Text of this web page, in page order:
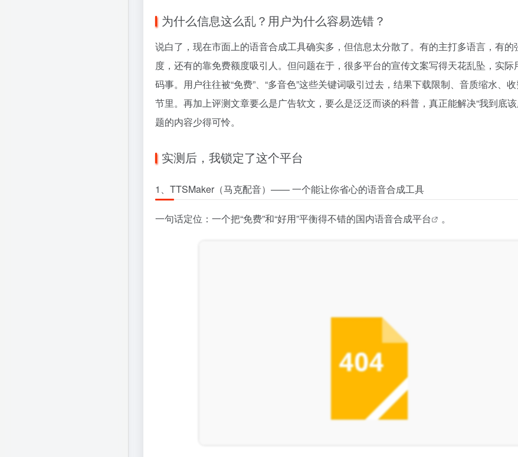
为什么信息这么乱？用户为什么容易选错？
说白了，现在市面上的语音合成工具确实多，但信息太分散了。有的主打多语言，有的
度，还有的靠免费额度吸引人。但问题在于，很多平台的宣传文案写得天花乱坠，实际
码事。用户往往被“免费”、“多音色”这些关键词吸引过去，结果下载限制、音质缩水、
节里。再加上评测文章要么是广告软文，要么是泛泛而谈的科普，真正能解决“我到底
题的内容少得可怜。
实测后，我锁定了这个平台
1、TTSMaker（马克配音）—— 一个能让你省心的语音合成工具
一句话定位：一个把“免费”和“好用”平衡得不错的国内语音合成平台 。